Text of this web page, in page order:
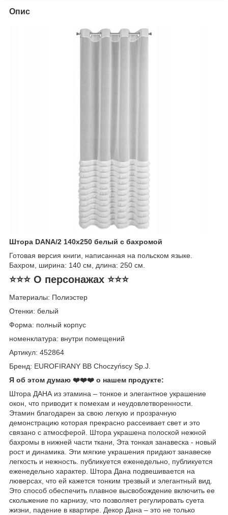
Опис
Штора DANA/2 140x250 белый с бахромой
Готовая версия книги, написанная на польском языке.
Бахром, ширина: 140 см, длина: 250 см.
⭐⭐⭐ О персонажах ⭐⭐⭐
Материалы: Полиэстер
Отенки: белый
Форма: полный корпус
номенклатура: внутри помещений
Артикул: 452864
Бренд: EUROFIRANY BB Choczyńscy Sp.J.
Я об этом думаю ❤️❤️❤️ о нашем продукте:
Штора ДАНА из этамина – тонкое и элегантное украшение
окон, что приводит к помехам и неудовлетворенности.
Этамин благодарен за свою легкую и прозрачную
демонстрацию которая прекрасно рассеивает свет и это
связано с атмосферой. Штора украшена полоской нежной
бахромы в нижней части ткани, Эта тонкая занавеска - новый
рост и динамика. Эти мягкие украшения придают занавеске
легкость и нежность. публикуется еженедельно, публикуется
еженедельно характер. Штора Дана подвешивается на
люверсах, что ей кажется тонким трезвый и элегантный вид.
Это способ обеспечить плавное высвобождение включить ее
скольжение по карнизу, что позволяет регулировать суета
жизни, падение в квартире. Декор Дана – это не только